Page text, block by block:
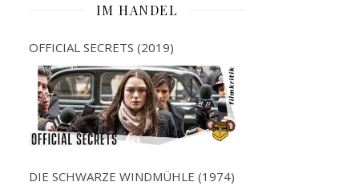
IM HANDEL
OFFICIAL SECRETS (2019)
DIE SCHWARZE WINDMÜHLE (1974)